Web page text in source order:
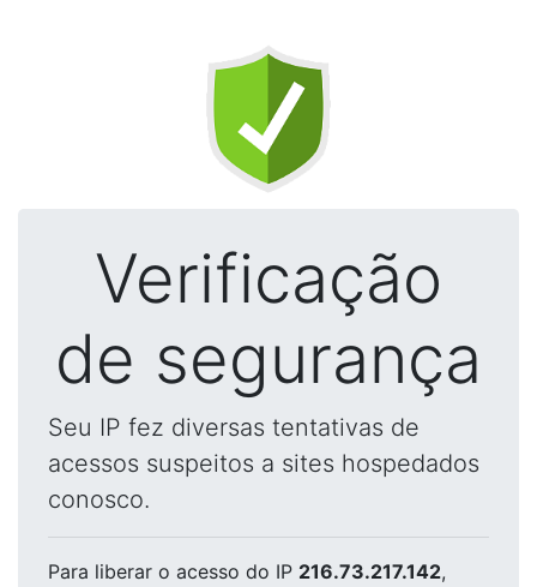
Verificação
de segurança
Seu IP fez diversas tentativas de
acessos suspeitos a sites hospedados
conosco.
Para liberar o acesso do IP 216.73.217.142,